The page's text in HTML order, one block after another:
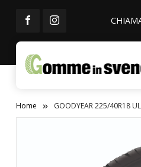
Home GOODYEAR 225/40R18